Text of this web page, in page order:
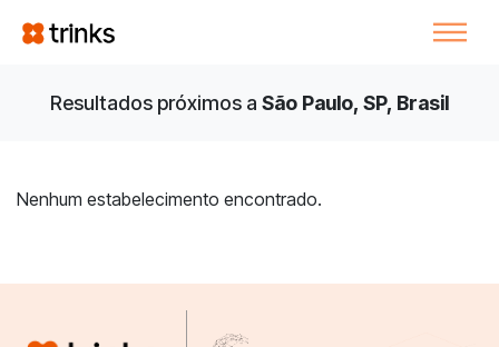
Resultados próximos a São Paulo, SP, Brasil
Nenhum estabelecimento encontrado.